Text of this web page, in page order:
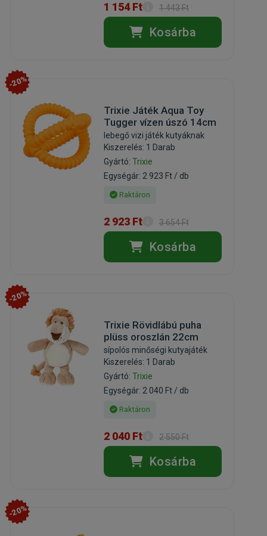
1 154 Ft 1 443 Ft
Kosárba
-20%
Trixie Játék Aqua Toy
Tugger vízen úszó 14cm
lebegő vizi játék kutyáknak
Kiszerelés: 1 Darab
Gyártó: Trixie
Egységár: 2 923 Ft / db
Raktáron
2 923 Ft 3 654 Ft
Kosárba
-20%
Trixie Rövidlábú puha
plüss oroszlán 22cm
sípolós minőségi kutyajáték
Kiszerelés: 1 Darab
Gyártó: Trixie
Egységár: 2 040 Ft / db
Raktáron
2 040 Ft 2 550 Ft
Kosárba
-20%